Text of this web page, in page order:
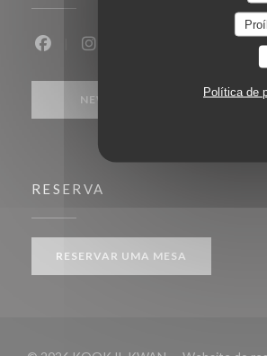
Política de
Facebook ((abre numa nova
Instagram ((abre numa
NEWSLETTER
RESERVA
RESERVAR UMA MESA